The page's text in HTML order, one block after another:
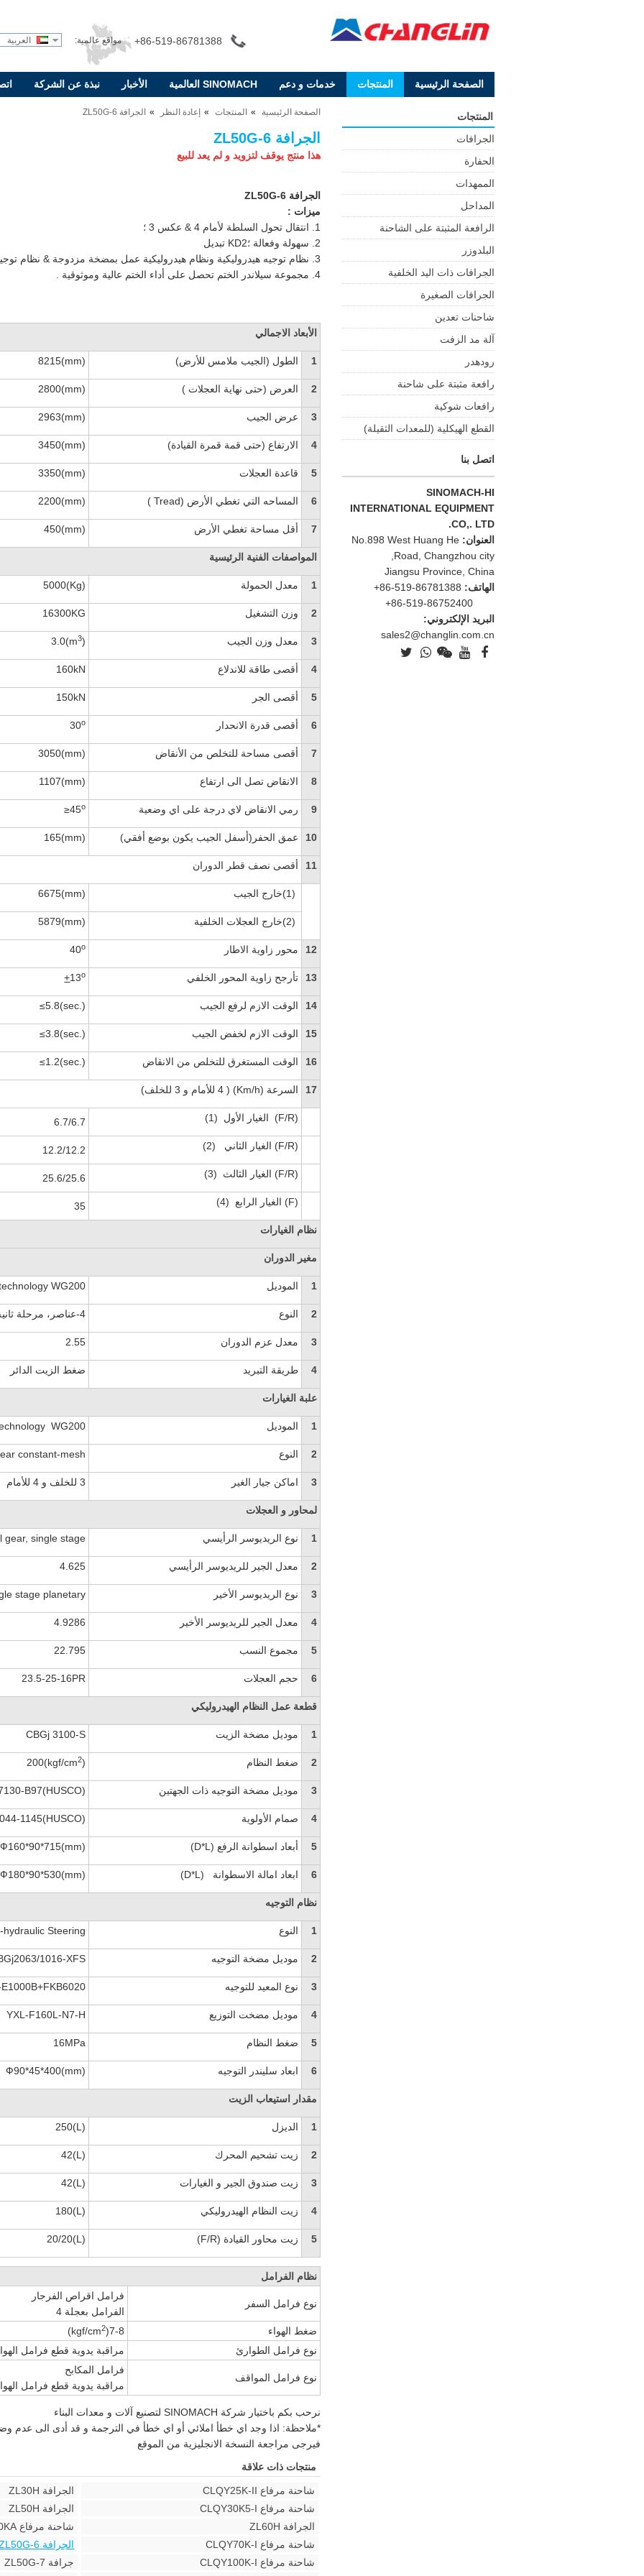
+86-519-86781388 مواقع عالمية: العربية
الصفحة الرئيسية المنتجات خدمات و دعم SINOMACH العالمية الأخبار نبذة عن الشركة
الصفحة الرئيسية المنتجات إعادة النظر الجرافة ZL50G-6
الجرافة ZL50G-6
هذا منتج يوقف لتزويد و لم يعد للبيع
الجرافة ZL50G-6
ميزات :
1. انتقال تحول السلطة لأمام 4 & عكس 3 ؛
2. سهولة وفعالة ؛KD2 تبديل
3. نظام توجيه هيدروليكية ونظام هيدروليكية عمل بمضخة مزدوجة & نظام توجيه ؛
4. مجموعة سيلاندر الختم تحصل على أداء الختم عالية وموثوقية .
الأبعاد الاجمالي
1 الطول (الجيب ملامس للأرض) 8215(mm)
2 العرض (حتى نهاية العجلات ) 2800(mm)
3 عرض الجيب 2963(mm)
4 الارتفاع (حتى قمة قمرة القيادة) 3450(mm)
5 قاعدة العجلات 3350(mm)
6 المساحه التي تغطي الأرض (Tread
)
2200(mm)
7 أقل مساحة تغطي الأرض 450(mm)
المواصفات الفنية الرئيسية
1 معدل الحمولة 5000(Kg)
2 وزن التشغيل 16300KG
3 معدل وزن الجيب 3.0(m3)
4 أقصى طاقة للاندلاع 160kN
5 أقصى الجر 150kN
6 أقصى قدرة الانحدار 30o
7 أقصى مساحة للتخلص من الأنقاض 3050(mm)
8 الانقاض تصل الى ارتفاع 1107(mm)
9 رمي الانقاض لاي درجة على اي وضعية ≥45o
10 عمق الحفر(أسفل الجيب يكون بوضع أفقي) 165(mm)
11 أقصى نصف قطر الدوران
(1)خارج الجيب 6675(mm)
(2)خارج العجلات الخلفية 5879(mm)
12 محور زاوية الاطار 40o
13 تأرجح زاوية المحور الخلفي +13o
14 الوقت الازم لرفع الجيب ≤5.8(sec.)
15 الوقت الازم لخفض الجيب ≤3.8(sec.)
16 الوقت المستغرق للتخلص من الانقاض ≤1.2(sec.)
17 السرعة (Km/h) ( 4 للأمام و 3 للخلف)
(1) الغيار الأول (F/R)
6.7/6.7
(2) الغيار الثاني (F/R)
12.2/12.2
(3) الغيار الثالث (F/R)
25.6/25.6
(4) الغيار الرابع (F)
35
نظام الغيارات
مغير الدوران
1 الموديل WG200
2 النوع 4-عناصر، مرحلة ثانية
3 معدل عزم الدوران 2.55
4 طريقة التبريد ضغط الزيت الدائر
علبة الغيارات
1 الموديل WG200
2 النوع constant-mesh
3 اماكن جيار الغير 3 للخلف و 4 للأمام
لمحاور و العجلات
1 نوع الريديوسر الرأيسي gear, single stage
2 معدل الجير للريديوسر الرأيسي 4.625
3 نوع الريديوسر الأخير stage planetary
4 معدل الجير للريديوسر الأخير 4.9286
5 مجموع النسب 22.795
6 حجم العجلات 23.5-25-16PR
قطعة عمل النظام الهيدروليكي
1 موديل مضخة الزيت CBGj 3100-S
2 ضغط النظام 200(kgf/cm2)
3 موديل مضخة التوجيه ذات الجهتين B97(HUSCO)
4 صمام الأولوية 1145(HUSCO)
5 أبعاد اسطوانة الرفع (D*L)
Ф160*90*715(mm)
6 ابعاد امالة الاسطوانة (D*L)
Ф180*90*530(mm)
نظام التوجيه
1 النوع Steering
2 موديل مضخة التوجيه 1016-XFS
3 نوع المعيد للتوجيه
4 موديل مضخت التوزيع YXL-F160L-N7-H
5 ضغط النظام 16MPa
6 ابعاد سليندر التوجيه Ф90*45*400(mm)
مقدار استيعاب الزيت
1 الديزل 250(L)
2 زيت تشحيم المحرك 42(L)
3 زيت صندوق الجير و الغيارات 42(L)
4 زيت النظام الهيدروليكي 180(L)
5 زيت محاور القيادة (F/R)
20/20(L)
نظام الفرامل
نوع فرامل السفر
فرامل اقراص الفرجار
الفرامل بعجلة 4
ضغط الهواء
7-8(kgf/cm
2
)
نوع فرامل الطوارئ
مراقبة يدوية قطع فرامل
نوع فرامل المواقف
فرامل المكابح
مراقبة يدوية قطع فرامل
نرحب بكم باختيار شركة SINOMACH لتصنيع آلات و معدات البناء
*ملاحظة: اذا وجد اي خطأ املائي أو اي خطأ في الترجمة و قد أدى الى عدم
فيرجى مراجعة النسخة الانجليزية من الموقع
منتجات ذات علاقة
شاحنة مرفاع CLQY25K-II
الجرافة ZL30H
شاحنة مرفاع CLQY30K5-I
الجرافة ZL50H
الجرافة ZL60H
شاحنة مرفاع CLQY50KA
شاحنة مرفاع CLQY70K-I
الجرافة ZL50G-6
شاحنة مرفاع CLQY100K-I
جرافة ZL50G-7
المنتجات
الجرافات
الحفارة
الممهدات
المداحل
الرافعة المثبتة على الشاحنة
البلدوزر
الجرافات ذات اليد الخلفية
الجرافات الصغيرة
شاحنات تعدين
آلة مد الزفت
رودهدر
رافعة مثبتة على شاحنة
رافعات شوكية
القطع الهيكلية (للمعدات الثقيلة)
اتصل بنا
SINOMACH-HI
INTERNATIONAL EQUIPMENT
CO,. LTD.
العنوان:No.898 West Huang He
Road, Changzhou city,
Jiangsu Province, China
الهاتف: +86-519-86781388
+86-519-86752400
البريد الإلكتروني:
sales2@changlin.com.cn